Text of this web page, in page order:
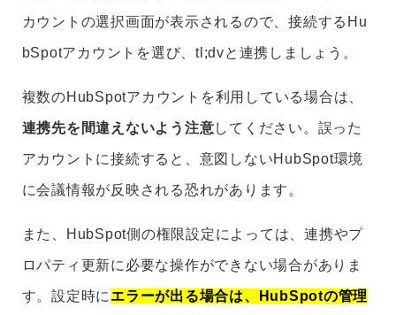
カウントの選択画面が表示されるので、接続するHu
bSpotアカウントを選び、tl;dvと連携しましょう。
複数のHubSpotアカウントを利用している場合は、
連携先を間違えないよう注意してください。誤った
アカウントに接続すると、意図しないHubSpot環境
に会議情報が反映される恐れがあります。
また、HubSpot側の権限設定によっては、連携やプ
ロパティ更新に必要な操作ができない場合がありま
す。設定時に エラーが出る場合は、HubSpotの管理